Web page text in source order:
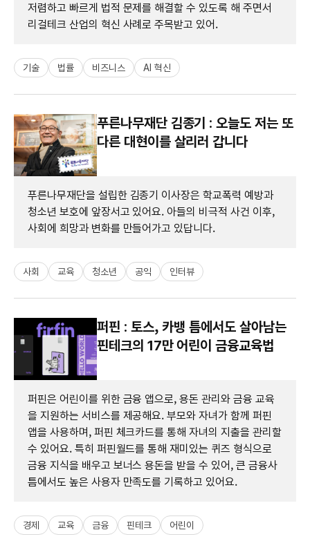
저렴하고 빠르게 법적 문제를 해결할 수 있도록 해 주면서
리걸테크 산업의 혁신 사례로 주목받고 있어.
기술 법률 비즈니스 AI 혁신
푸른나무재단 김종기 : 오늘도 저는 또
다른 대현이를 살리러 갑니다
푸른나무재단을 설립한 김종기 이사장은 학교폭력 예방과
청소년 보호에 앞장서고 있어요. 아들의 비극적 사건 이후,
사회에 희망과 변화를 만들어가고 있답니다.
사회 교육 청소년 공익 인터뷰
퍼핀 : 토스, 카뱅 틈에서도 살아남는
핀테크의 17만 어린이 금융교육법
퍼핀은 어린이를 위한 금융 앱으로, 용돈 관리와 금융 교육
을 지원하는 서비스를 제공해요. 부모와 자녀가 함께 퍼핀
앱을 사용하며, 퍼핀 체크카드를 통해 자녀의 지출을 관리할
수 있어요. 특히 퍼핀월드를 통해 재미있는 퀴즈 형식으로
금융 지식을 배우고 보너스 용돈을 받을 수 있어, 큰 금융사
틈에서도 높은 사용자 만족도를 기록하고 있어요.
경제 교육 금융 핀테크 어린이